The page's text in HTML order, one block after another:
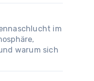
im
warum sich